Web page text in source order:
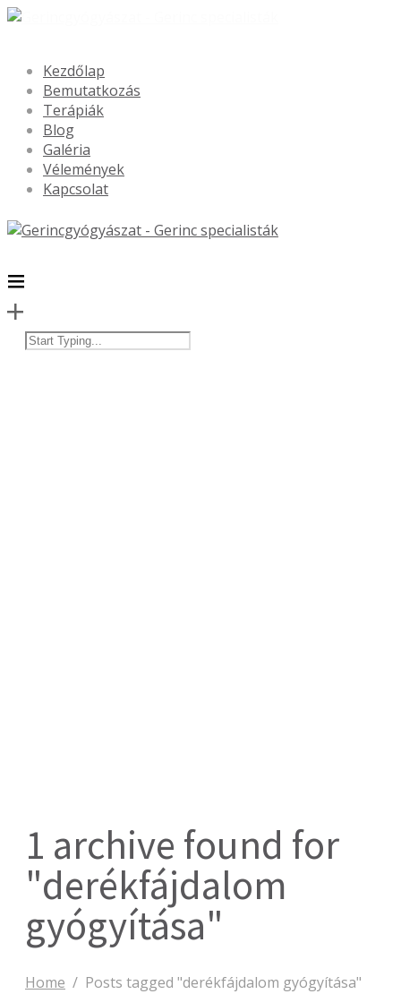
Kezdőlap
Bemutatkozás
Terápiák
Blog
Galéria
Vélemények
Kapcsolat
1 archive found for
"derékfájdalom
gyógyítása"
Home / Posts tagged "derékfájdalom gyógyítása"